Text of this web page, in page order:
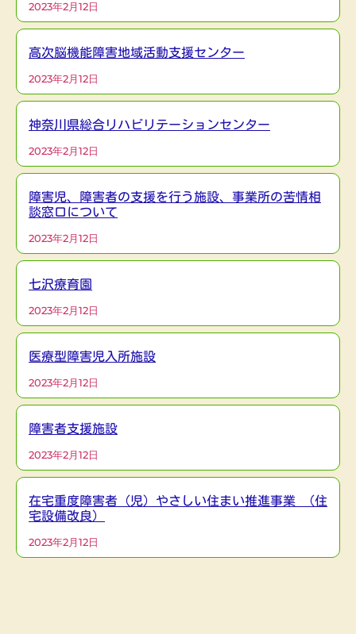
2023年2月12日
高次脳機能障害地域活動支援センター
2023年2月12日
神奈川県総合リハビリテーションセンター
2023年2月12日
障害児、障害者の支援を行う施設、事業所の苦情相
談窓口について
2023年2月12日
七沢療育園
2023年2月12日
医療型障害児入所施設
2023年2月12日
障害者支援施設
2023年2月12日
在宅重度障害者（児）やさしい住まい推進事業 （住
宅設備改良）
2023年2月12日